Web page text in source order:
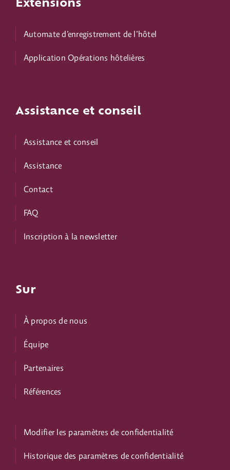
Automate d’enregistrement de l’hôtel
Application Opérations hôtelières
Assistance et conseil
Assistance et conseil
Assistance
Contact
FAQ
Inscription à la newsletter
Sur
À propos de nous
Équipe
Partenaires
Références
Modifier les paramètres de confidentialité
Historique des paramètres de confidentialité